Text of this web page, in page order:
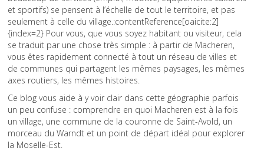
et sportifs) se pensent à l’échelle de tout le territoire, et pas
seulement à celle du village.:contentReference[oaicite:2]
{index=2} Pour vous, que vous soyez habitant ou visiteur, cela
se traduit par une chose très simple : à partir de Macheren,
vous êtes rapidement connecté à tout un réseau de villes et
de communes qui partagent les mêmes paysages, les mêmes
axes routiers, les mêmes histoires.
Ce blog vous aide à y voir clair dans cette géographie parfois
un peu confuse : comprendre en quoi Macheren est à la fois
un village, une commune de la couronne de Saint-Avold, un
morceau du Warndt et un point de départ idéal pour explorer
la Moselle-Est.